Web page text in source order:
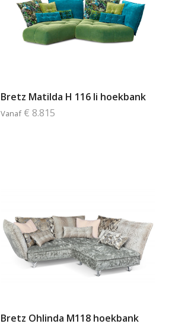
Bretz Matilda H 116 li hoekbank
Vanaf € 8.815
Bretz Ohlinda M118 hoekbank